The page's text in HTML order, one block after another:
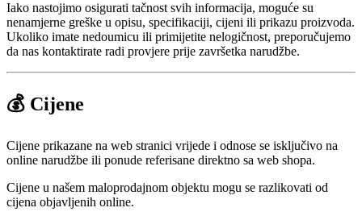
Iako nastojimo osigurati tačnost svih informacija, moguće su
nenamjerne greške u opisu, specifikaciji, cijeni ili prikazu proizvoda.
Ukoliko imate nedoumicu ili primijetite nelogičnost, preporučujemo
da nas kontaktirate radi provjere prije završetka narudžbe.
💰 Cijene
Cijene prikazane na web stranici vrijede i odnose se isključivo na
online narudžbe ili ponude referisane direktno sa web shopa.
Cijene u našem maloprodajnom objektu mogu se razlikovati od
cijena objavljenih online.